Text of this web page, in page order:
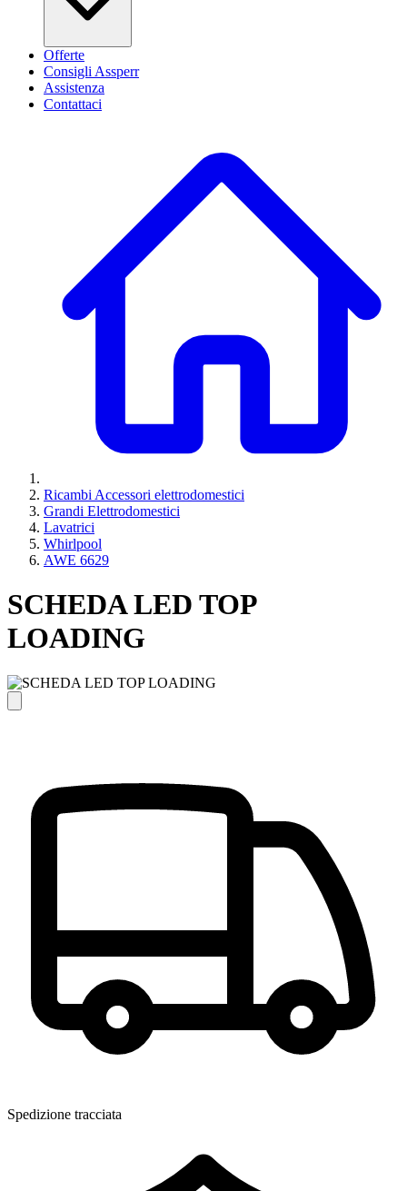
Offerte
Consigli Assperr
Assistenza
Contattaci
Ricambi Accessori elettrodomestici
Grandi Elettrodomestici
Lavatrici
Whirlpool
AWE 6629
SCHEDA LED TOP
LOADING
Spedizione tracciata